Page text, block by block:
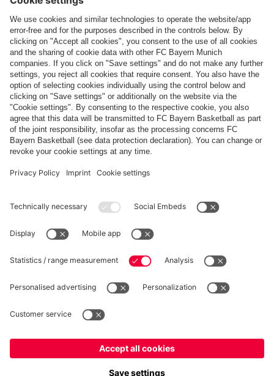
Pagamento e consegna
FC Bayern Store App
RECESSO
Privacy
Impostazioni dei cookie
*Prezzi IVA inclusa e spese di spedizione escluse
© FC Bayern München AG
Italianoper consegnare lì!